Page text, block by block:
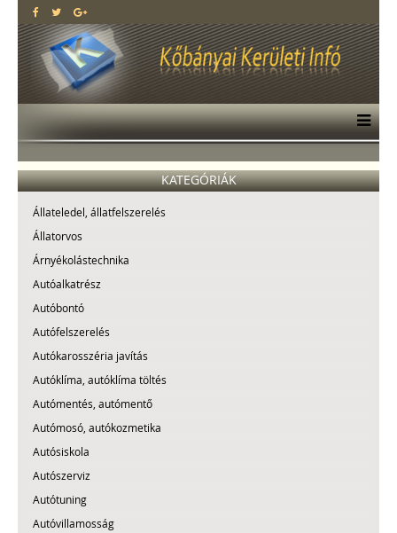
KATEGÓRIÁK
Állateledel, állatfelszerelés
Állatorvos
Árnyékolástechnika
Autóalkatrész
Autóbontó
Autófelszerelés
Autókarosszéria javítás
Autóklíma, autóklíma töltés
Autómentés, autómentő
Autómosó, autókozmetika
Autósiskola
Autószerviz
Autótuning
Autóvillamosság